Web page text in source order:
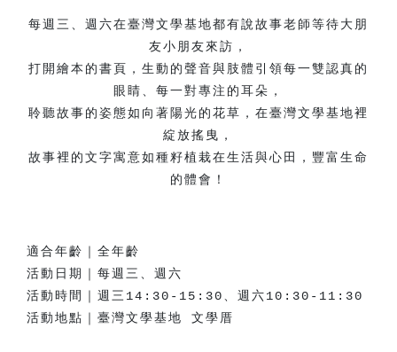
每週三、週六在臺灣文學基地都有說故事老師等待大朋
友小朋友來訪，
打開繪本的書頁，生動的聲音與肢體引領每一雙認真的
眼睛、每一對專注的耳朵，
聆聽故事的姿態如向著陽光的花草，在臺灣文學基地裡
綻放搖曳，
故事裡的文字寓意如種籽植栽在生活與心田，豐富生命
的體會！
適合年齡｜全年齡
活動日期｜每週三、週六
活動時間｜週三14:30-15:30、週六10:30-11:30
活動地點｜臺灣文學基地 文學厝